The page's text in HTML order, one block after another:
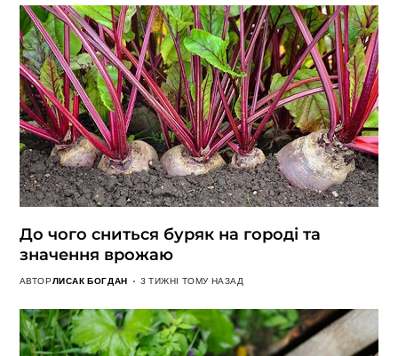
До чого сниться буряк на городі та
значення врожаю
АВТОРЛИСАК БОГДАН 3 ТИЖНІ ТОМУ НАЗАД